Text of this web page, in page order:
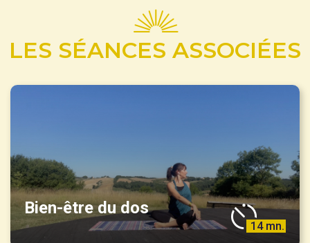
LES SÉANCES ASSOCIÉES
Bien-être du dos
14 mn.